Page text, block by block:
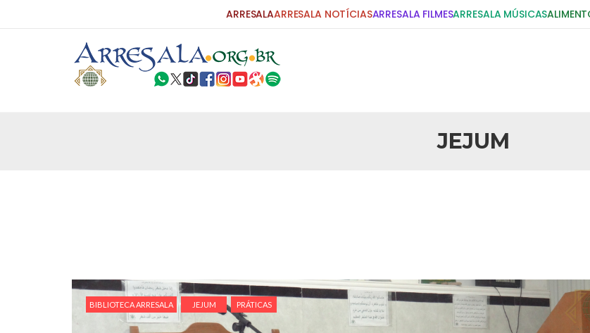
ARRESALAARRESALA NOTÍCIASARRESALA FILMESARRESALA MÚSICAS
JEJUM
BIBLIOTECA ARRESALA JEJUM PRÁTICAS